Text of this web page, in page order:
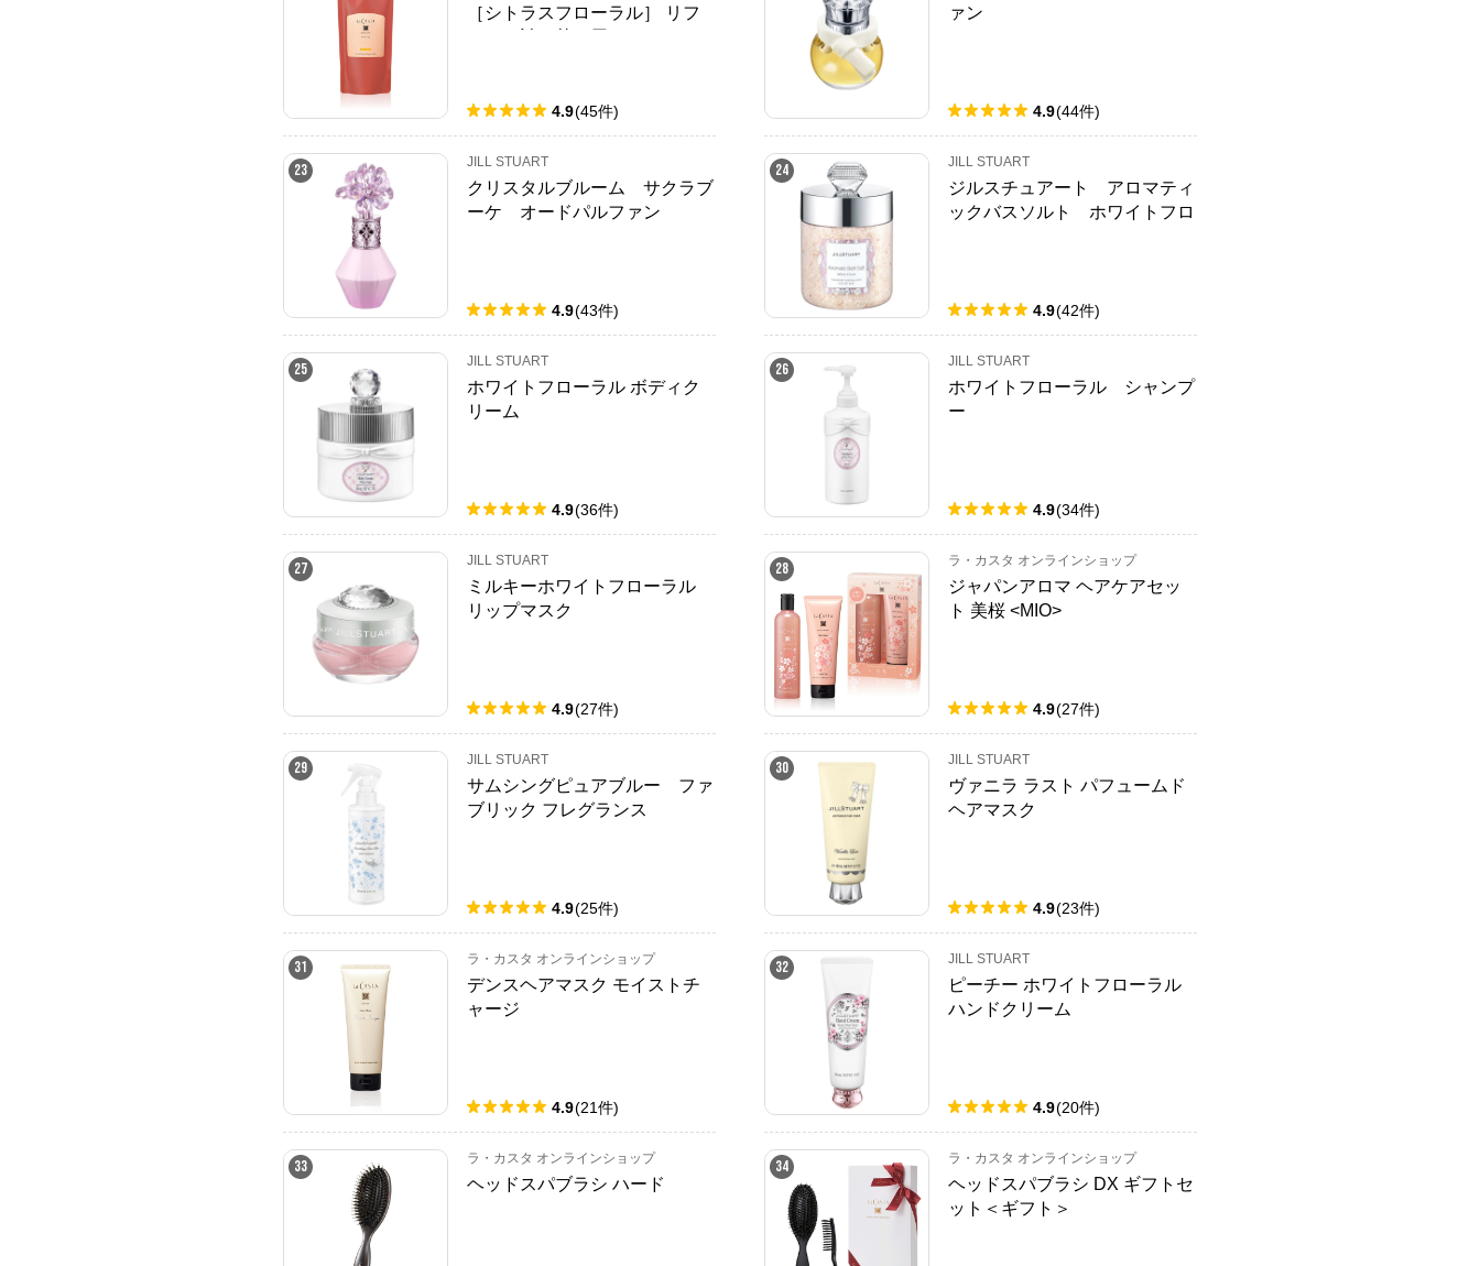
［シトラスフローラル］ リフ
4.9(45件)
ァン
4.9(44件)
23 JILL STUART
クリスタルブルーム サクラブ
ーケ オードパルファン
4.9(43件)
24 JILL STUART
ジルスチュアート アロマティ
ックバスソルト ホワイトフロ
4.9(42件)
25 JILL STUART
ホワイトフローラル ボディク
リーム
4.9(36件)
26 JILL STUART
ホワイトフローラル シャンプ
ー
4.9(34件)
27 JILL STUART
ミルキーホワイトフローラル
リップマスク
4.9(27件)
28 ラ・カスタ オンラインショップ
ジャパンアロマ ヘアケアセッ
ト 美桜 <MIO>
4.9(27件)
29 JILL STUART
サムシングピュアブルー ファ
ブリック フレグランス
4.9(25件)
30 JILL STUART
ヴァニラ ラスト パフュームド
ヘアマスク
4.9(23件)
31 ラ・カスタ オンラインショップ
デンスヘアマスク モイストチ
ャージ
4.9(21件)
32 JILL STUART
ピーチー ホワイトフローラル
ハンドクリーム
4.9(20件)
33 ラ・カスタ オンラインショップ
ヘッドスパブラシ ハード
34 ラ・カスタ オンラインショップ
ヘッドスパブラシ DX ギフトセ
ット＜ギフト＞